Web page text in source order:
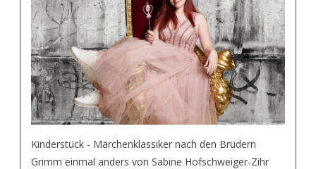
Kinderstück - Märchenklassiker nach den Brüdern
Grimm einmal anders von Sabine Hofschweiger-Zihr